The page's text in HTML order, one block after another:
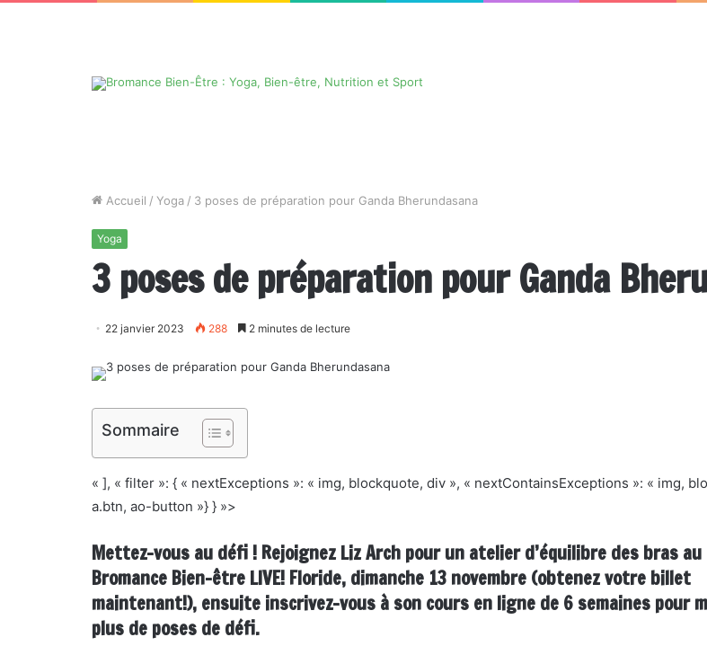
Accueil / Yoga / 3 poses de préparation pour Ganda Bherundasana
Yoga
3 poses de préparation pour Ganda
22 janvier 2023 288 2 minutes de lecture
Sommaire
« ], « filter »: { « nextExceptions »: « img, blockquote, div », « nextContainsExceptions »: « img,
a.btn, ao-button »} } »>
Mettez-vous au défi ! Rejoignez Liz Arch pour un atelier d’équilibre des bras au
Bromance Bien-être LIVE! Floride, dimanche 13 novembre (obtenez votre billet
maintenant!), ensuite inscrivez-vous à son cours en ligne de 6 semaines pour
plus de poses de défi.